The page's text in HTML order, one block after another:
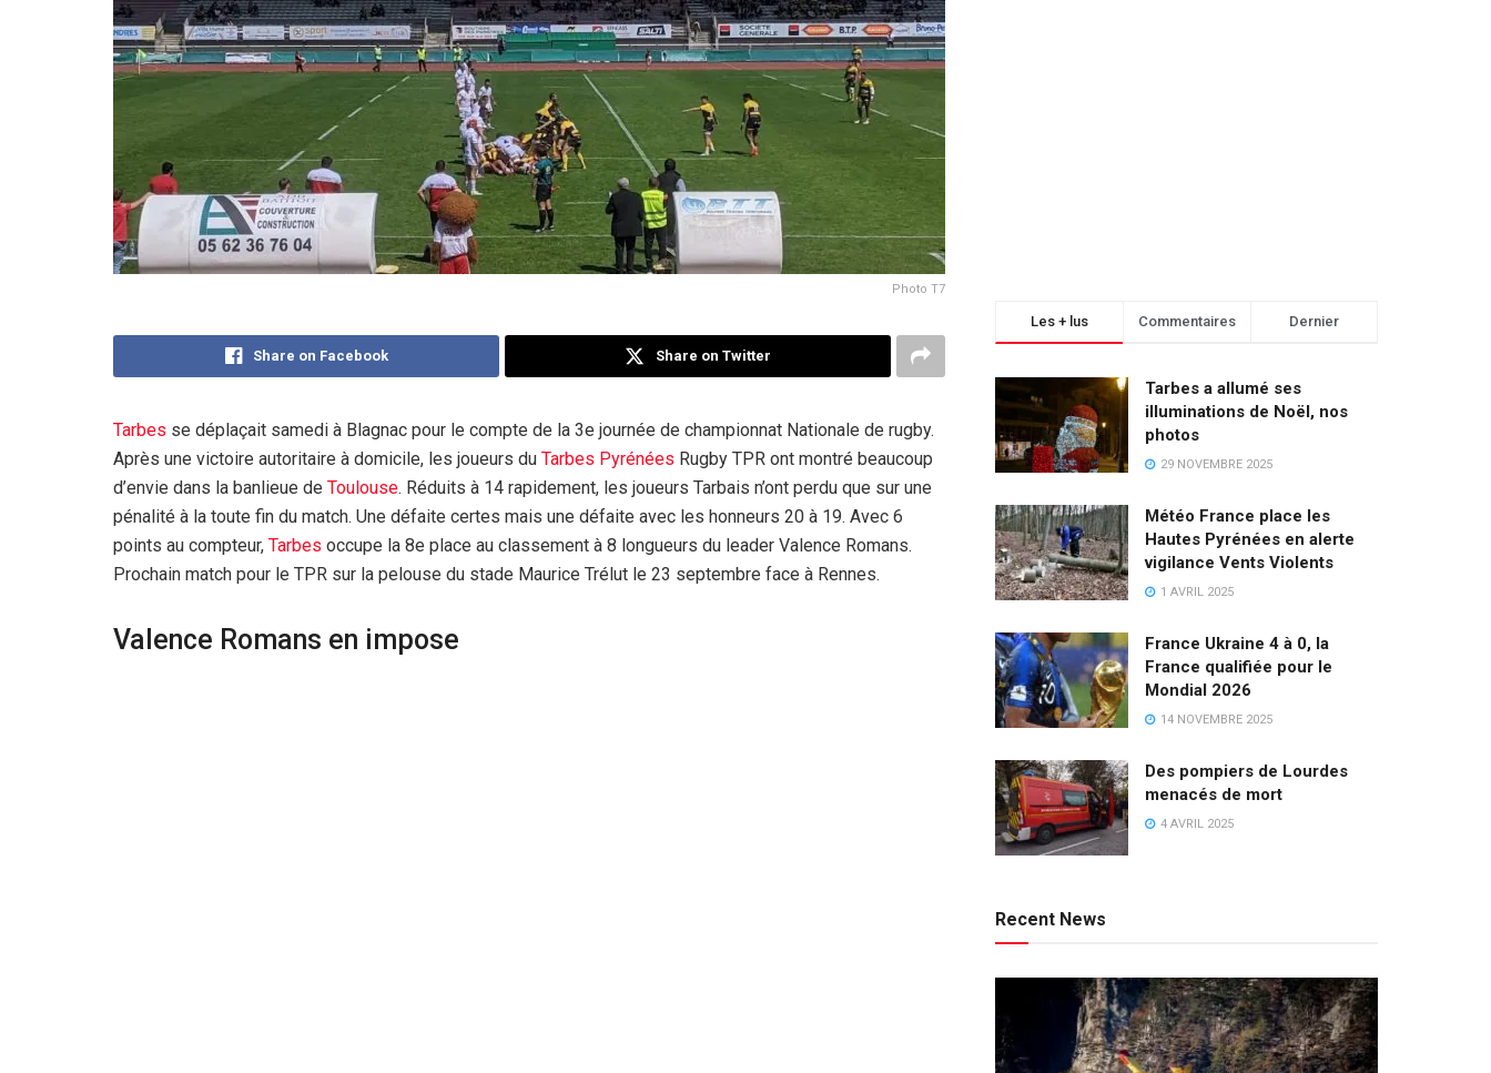
Photo T7
Share on Facebook Share on Twitter
Tarbes se déplaçait samedi à Blagnac pour le compte de la 3e journée de championnat Nationale de rugby.
Après une victoire autoritaire à domicile, les joueurs du Tarbes Pyrénées Rugby TPR ont montré beaucoup
d’envie dans la banlieue de Toulouse. Réduits à 14 rapidement, les joueurs Tarbais n’ont perdu que sur une
pénalité à la toute fin du match. Une défaite certes mais une défaite avec les honneurs 20 à 19. Avec 6
points au compteur, Tarbes occupe la 8e place au classement à 8 longueurs du leader Valence Romans.
Prochain match pour le TPR sur la pelouse du stade Maurice Trélut le 23 septembre face à Rennes.
Valence Romans en impose
Les + lus Commentaires Dernier
Tarbes a allumé ses
illuminations de Noël, nos
photos
29 NOVEMBRE 2025
Météo France place les
Hautes Pyrénées en alerte
vigilance Vents Violents
1 AVRIL 2025
France Ukraine 4 à 0, la
France qualifiée pour le
Mondial 2026
14 NOVEMBRE 2025
Des pompiers de Lourdes
menacés de mort
4 AVRIL 2025
Recent News